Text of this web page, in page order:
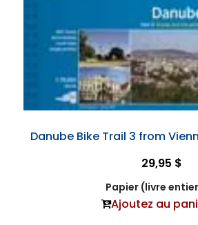
Danube Bike Trail 3 from
29,95 $
Papier (livre
Ajoutez au